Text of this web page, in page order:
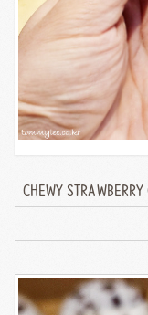
CHEWY